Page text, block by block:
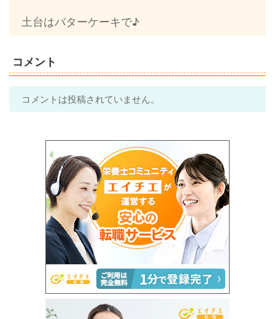
土台はバターケーキで♪
コメント
コメントは投稿されていません。